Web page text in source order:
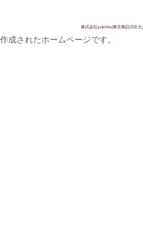
株式会社yukimu(東京都品川区
成されたホームページです。